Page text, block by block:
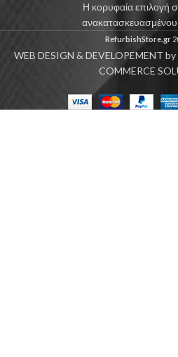
Η κορυφαία επιλογή
RefurbishStore.gr
WEB DESIGN & DEVELOPEMENT by
COMMERCE